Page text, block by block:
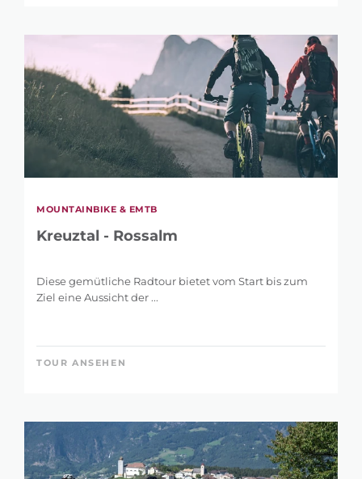
MOUNTAINBIKE & EMTB
Kreuztal - Rossalm
Diese gemütliche Radtour bietet vom Start bis zum
Ziel eine Aussicht der ...
TOUR ANSEHEN